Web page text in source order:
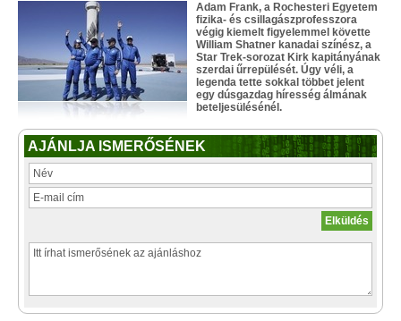
Adam Frank, a Rochesteri Egyetem
fizika- és csillagászprofesszora
végig kiemelt figyelemmel követte
William Shatner kanadai színész, a
Star Trek-sorozat Kirk kapitányának
szerdai űrrepülését. Úgy véli, a
legenda tette sokkal többet jelent
egy dúsgazdag híresség álmának
beteljesülésénél.
AJÁNLJA ISMERŐSÉNEK